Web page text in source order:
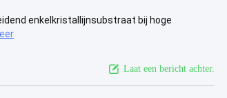
enkelkristallijnsubstraat bij hoge
Laat een bericht achter.